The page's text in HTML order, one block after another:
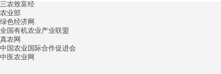
三农致富经
农业部
绿色经济网
全国有机农业产业联盟
真农网
中国农业国际合作促进会
中医农业网